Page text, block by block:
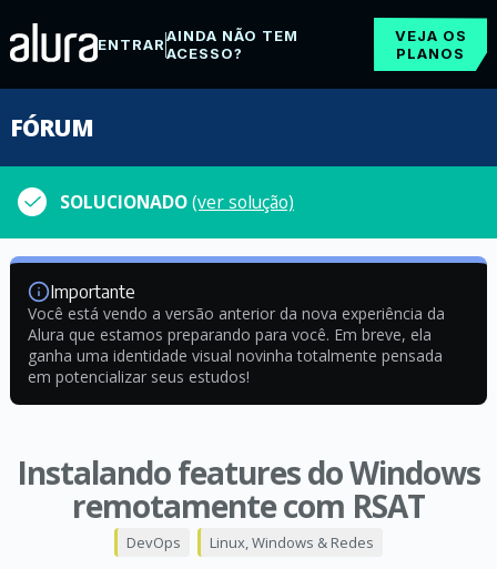
ENTRARAINDA NÃO TEM
ACESSO?
VEJA OS
PLANOS
FÓRUM
SOLUCIONADO(ver solução)
Importante
Você está vendo a versão anterior da nova experiência da
Alura que estamos preparando para você. Em breve, ela
ganha uma identidade visual novinha totalmente pensada
em potencializar seus estudos!
Instalando features do Windows
remotamente com RSAT
DevOps Linux, Windows & Redes